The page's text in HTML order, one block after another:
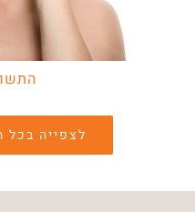
לצפייה בכל